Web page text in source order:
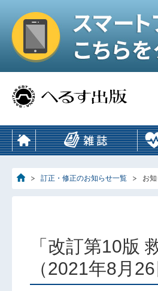
訂正・修正のお知らせ一覧 お
「改訂第10版
（2021年8月26